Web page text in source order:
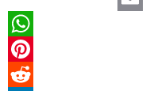
Email
WhatsApp
Pinterest